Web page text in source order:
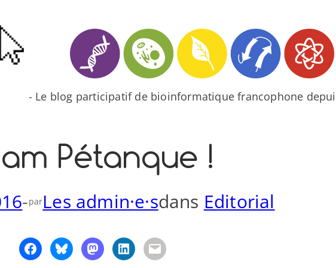
- Le blog participatif de bioinformatique francophone
Pétanque !
-parLes admin·e·sdans Editorial